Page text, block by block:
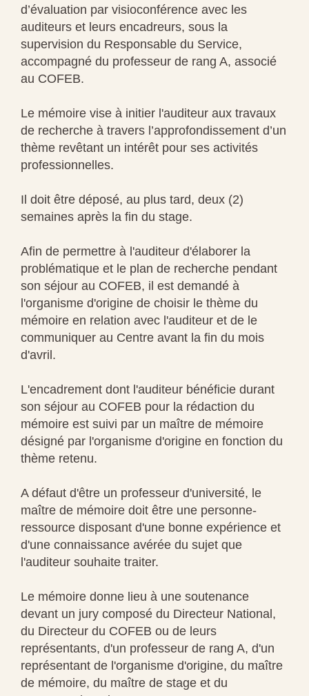
d’évaluation par visioconférence avec les
auditeurs et leurs encadreurs, sous la
supervision du Responsable du Service,
accompagné du professeur de rang A, associé
au COFEB.
Le mémoire vise à initier l'auditeur aux travaux
de recherche à travers l’approfondissement d’un
thème revêtant un intérêt pour ses activités
professionnelles.
Il doit être déposé, au plus tard, deux (2)
semaines après la fin du stage.
Afin de permettre à l'auditeur d'élaborer la
problématique et le plan de recherche pendant
son séjour au COFEB, il est demandé à
l'organisme d'origine de choisir le thème du
mémoire en relation avec l'auditeur et de le
communiquer au Centre avant la fin du mois
d'avril.
L'encadrement dont l'auditeur bénéficie durant
son séjour au COFEB pour la rédaction du
mémoire est suivi par un maître de mémoire
désigné par l'organisme d'origine en fonction du
thème retenu.
A défaut d'être un professeur d'université, le
maître de mémoire doit être une personne-
ressource disposant d'une bonne expérience et
d'une connaissance avérée du sujet que
l'auditeur souhaite traiter.
Le mémoire donne lieu à une soutenance
devant un jury composé du Directeur National,
du Directeur du COFEB ou de leurs
représentants, d'un professeur de rang A, d'un
représentant de l'organisme d'origine, du maître
de mémoire, du maître de stage et du